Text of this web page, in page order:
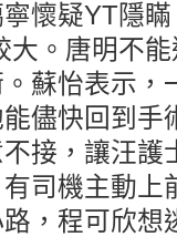
懷疑YT隱
大。唐明不
蘇怡表示，
儘快回到手
接，讓汪護
司機主動上
，程可欣想